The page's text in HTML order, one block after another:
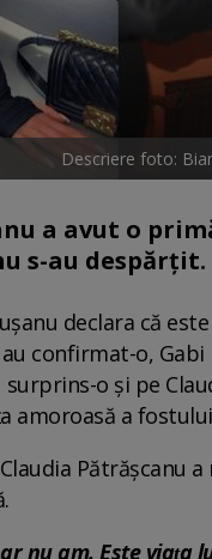
Descriere foto:
a avut o
s-au despărțit.
declara că
confirmat-o,
o și pe
amoroasă a
Pătrășcanu
nu am. Este viaţa